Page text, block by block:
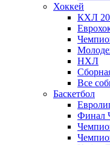
Хоккей
КХЛ
НХЛ
Все
Баскетбол
Финал